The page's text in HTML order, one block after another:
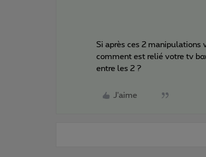
Si après ces 2 manipulations
comment est relié votre tv
entre les 2 ?​​
J'aime